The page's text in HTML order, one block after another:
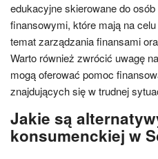
edukacyjne skierowane do
finansowymi, które mają na
temat zarządzania finansami
Warto również zwrócić uwagę
mogą oferować pomoc
znajdujących się w trudnej
Jakie są
konsumenckiej w